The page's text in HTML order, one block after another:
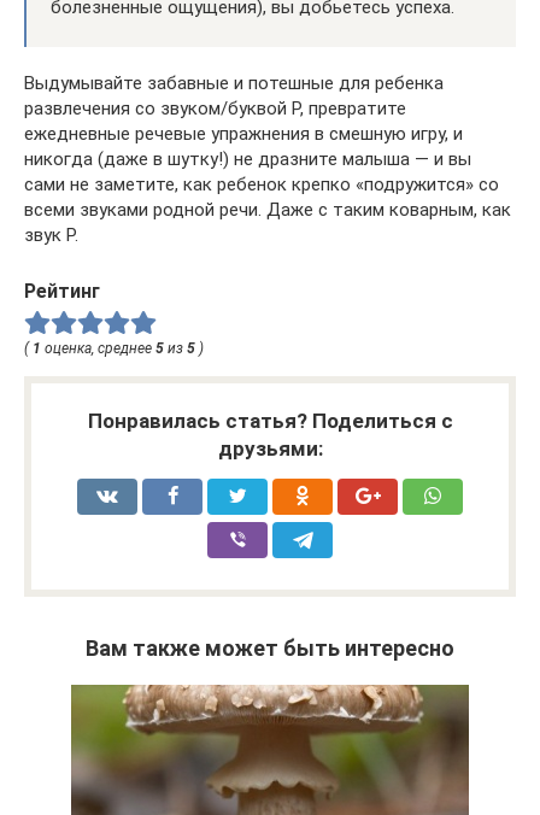
болезненные ощущения), вы добьетесь успеха.
Выдумывайте забавные и потешные для ребенка
развлечения со звуком/буквой Р, превратите
ежедневные речевые упражнения в смешную игру, и
никогда (даже в шутку!) не дразните малыша — и вы
сами не заметите, как ребенок крепко «подружится» со
всеми звуками родной речи. Даже с таким коварным, как
звук Р.
Рейтинг
( 1 оценка, среднее 5 из 5 )
Понравилась статья? Поделиться с
друзьями:
Вам также может быть интересно